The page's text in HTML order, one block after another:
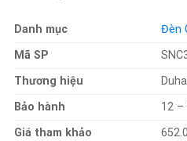
Danh mục
Đèn
Mã SP
Thương hiệu
Bảo hành
12 –
Giá tham khảo